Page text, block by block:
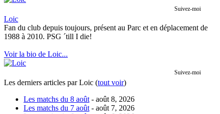
Suivez-moi
Loic
Fan du club depuis toujours, présent au Parc et en déplacement de
1988 à 2010. PSG ´till I die!
Voir la bio de Loic...
Suivez-moi
Les derniers articles par Loic (tout voir)
Les matchs du 8 août - août 8, 2026
Les matchs du 7 août - août 7, 2026